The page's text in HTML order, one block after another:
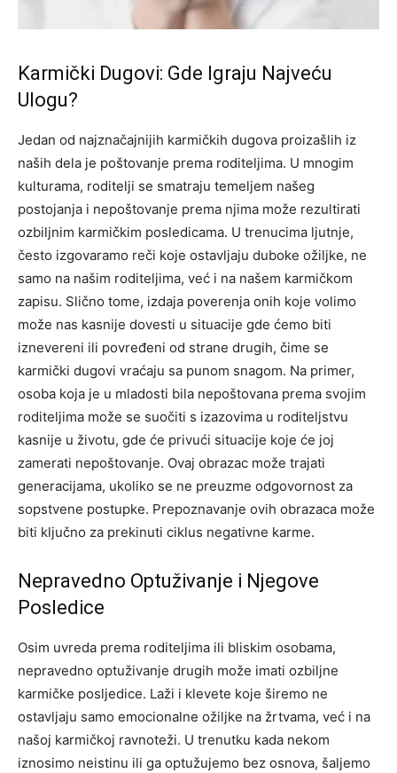
Karmički Dugovi: Gde Igraju Najveću
Ulogu?
Jedan od najznačajnijih karmičkih dugova proizašlih iz
naših dela je poštovanje prema roditeljima. U mnogim
kulturama, roditelji se smatraju temeljem našeg
postojanja i nepoštovanje prema njima može rezultirati
ozbiljnim karmičkim posledicama. U trenucima ljutnje,
često izgovaramo reči koje ostavljaju duboke ožiljke, ne
samo na našim roditeljima, već i na našem karmičkom
zapisu. Slično tome, izdaja poverenja onih koje volimo
može nas kasnije dovesti u situacije gde ćemo biti
iznevereni ili povređeni od strane drugih, čime se
karmički dugovi vraćaju sa punom snagom. Na primer,
osoba koja je u mladosti bila nepoštovana prema svojim
roditeljima može se suočiti s izazovima u roditeljstvu
kasnije u životu, gde će privući situacije koje će joj
zamerati nepoštovanje. Ovaj obrazac može trajati
generacijama, ukoliko se ne preuzme odgovornost za
sopstvene postupke. Prepoznavanje ovih obrazaca može
biti ključno za prekinuti ciklus negativne karme.
Nepravedno Optuživanje i Njegove
Posledice
Osim uvreda prema roditeljima ili bliskim osobama,
nepravedno optuživanje drugih može imati ozbiljne
karmičke posljedice. Laži i klevete koje širemo ne
ostavljaju samo emocionalne ožiljke na žrtvama, već i na
našoj karmičkoj ravnoteži. U trenutku kada nekom
iznosimo neistinu ili ga optužujemo bez osnova, šaljemo